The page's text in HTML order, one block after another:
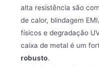
alta resistência são
de calor, blindagem
físicos e degradação
caixa de metal é um
robusto.